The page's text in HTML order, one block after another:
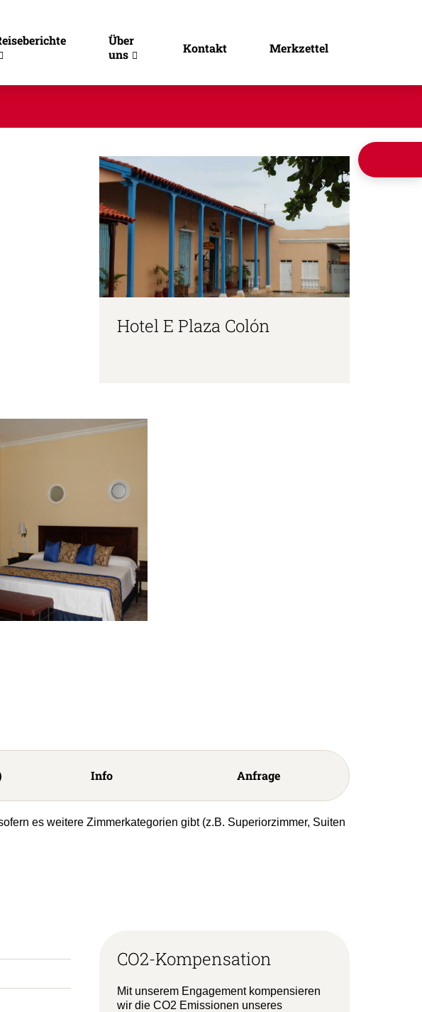
Über
uns
Kontakt Merkzettel
Hotel E Plaza Colón
Info Anfrage
es weitere Zimmerkategorien gibt (z.B. Superiorzimmer, Suiten
CO2-Kompensation
Mit unserem Engagement kompensieren
wir die CO2 Emissionen unseres